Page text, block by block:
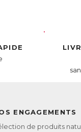
ENGAGEMENTS
de produits